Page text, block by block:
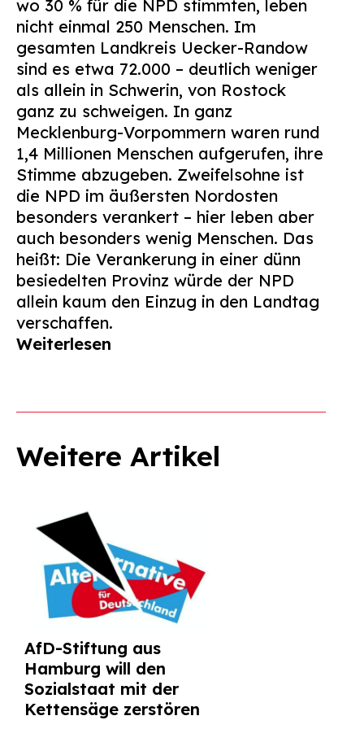
wo 30 % für die NPD stimmten, leben
nicht einmal 250 Menschen. Im
gesamten Landkreis Uecker-Randow
sind es etwa 72.000 – deutlich weniger
als allein in Schwerin, von Rostock
ganz zu schweigen. In ganz
Mecklenburg-Vorpommern waren rund
1,4 Millionen Menschen aufgerufen, ihre
Stimme abzugeben. Zweifelsohne ist
die NPD im äußersten Nordosten
besonders verankert – hier leben aber
auch besonders wenig Menschen. Das
heißt: Die Verankerung in einer dünn
besiedelten Provinz würde der NPD
allein kaum den Einzug in den Landtag
verschaffen.
Weiterlesen
Weitere Artikel
AfD-Stiftung aus
Hamburg will den
Sozialstaat mit der
Kettensäge zerstören